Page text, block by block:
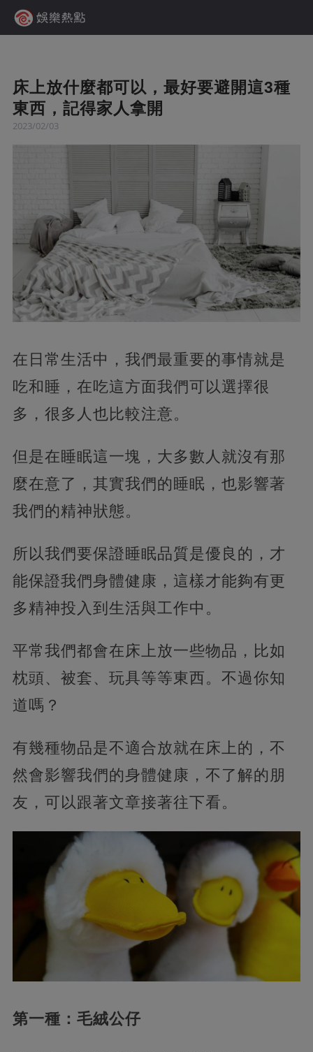
床上放什麼都可以，最好要避開這3種
東西，記得家人拿開
2023/02/03
在日常生活中，我們最重要的事情就是
吃和睡，在吃這方面我們可以選擇很
多，很多人也比較注意。
但是在睡眠這一塊，大多數人就沒有那
麼在意了，其實我們的睡眠，也影響著
我們的精神狀態。
所以我們要保證睡眠品質是優良的，才
能保證我們身體健康，這樣才能夠有更
多精神投入到生活與工作中。
平常我們都會在床上放一些物品，比如
枕頭、被套、玩具等等東西。不過你知
道嗎？
有幾種物品是不適合放就在床上的，不
然會影響我們的身體健康，不了解的朋
友，可以跟著文章接著往下看。
第一種：毛絨公仔